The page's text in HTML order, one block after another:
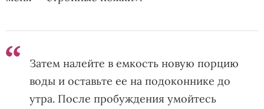
Затем налейте в емкость новую порцию
воды и оставьте ее на подоконнике до
утра. После пробуждения умойтесь